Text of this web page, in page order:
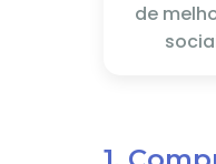
de